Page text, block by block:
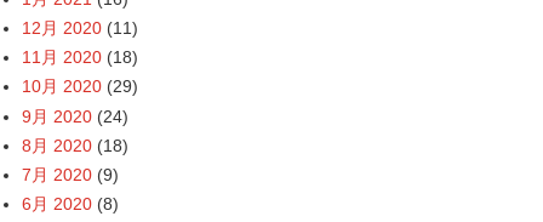
12月 2020 (11)
11月 2020 (18)
10月 2020 (29)
9月 2020 (24)
8月 2020 (18)
7月 2020 (9)
6月 2020 (8)